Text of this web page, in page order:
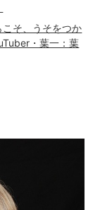
そ、うそをつか
・葉一：葉